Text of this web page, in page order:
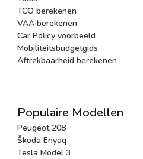
TCO berekenen
VAA berekenen
Car Policy voorbeeld
Mobiliteitsbudgetgids
Aftrekbaarheid berekenen
Populaire Modellen
Peugeot 208
Škoda Enyaq
Tesla Model 3